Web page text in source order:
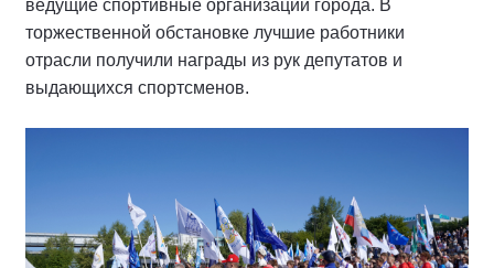
ведущие спортивные организации города. В
торжественной обстановке лучшие работники
отрасли получили награды из рук депутатов и
выдающихся спортсменов.